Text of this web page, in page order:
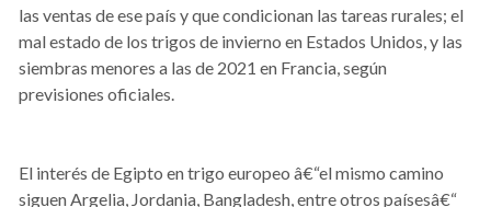
las ventas de ese país y que condicionan las tareas rurales; el
mal estado de los trigos de invierno en Estados Unidos, y las
siembras menores a las de 2021 en Francia, según
previsiones oficiales.
El interés de Egipto en trigo europeo â€“el mismo camino
siguen Argelia, Jordania, Bangladesh, entre otros paísesâ€“